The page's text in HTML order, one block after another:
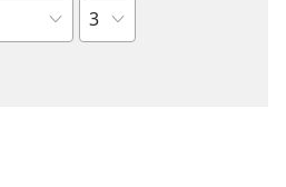
Capítulo